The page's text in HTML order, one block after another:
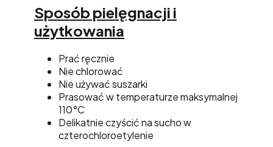
Sposób pielęgnacji i
użytkowania
Prać ręcznie
Nie chlorować
Nie używać suszarki
Prasować w temperaturze maksymalnej
110°C
Delikatnie czyścić na sucho w
czterochloroetylenie